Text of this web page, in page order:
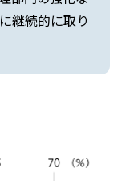
継続的に取り